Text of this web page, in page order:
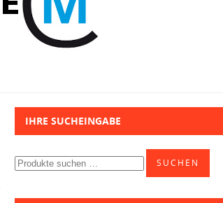
IHRE SUCHEINGABE
Suchen
nach:
SUCHEN